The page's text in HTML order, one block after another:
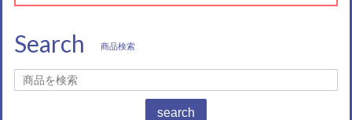
Search 商品検索
search